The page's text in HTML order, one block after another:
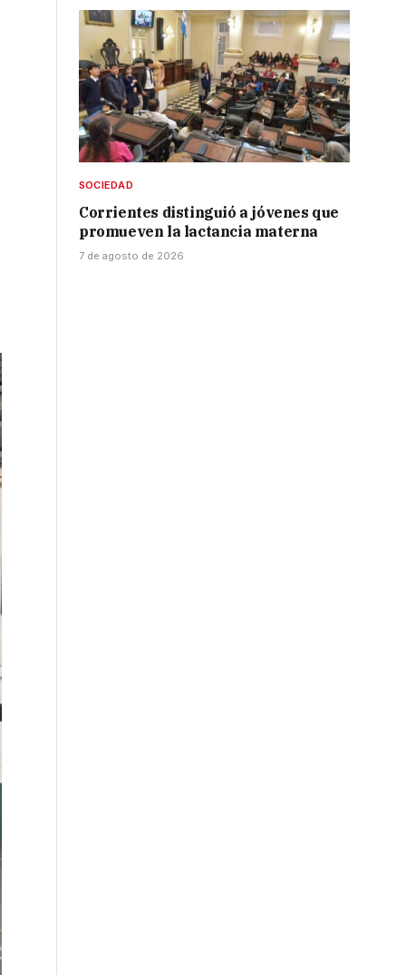
SOCIEDAD
Corrientes distinguió a jóvenes que
promueven la lactancia materna
7 de agosto de 2026